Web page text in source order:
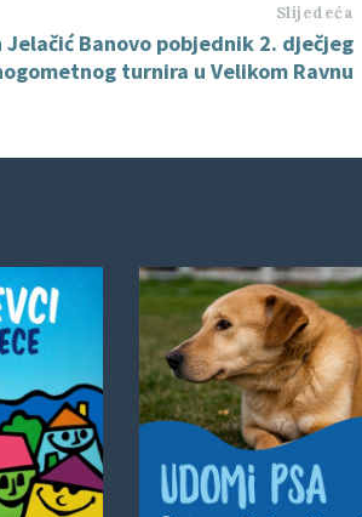
Slijedeća
Jelačić Banovo pobjednik 2. dječjeg
turnira u Velikom Ravnu